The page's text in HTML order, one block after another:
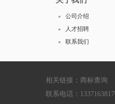
公司介绍
人才招聘
联系我们
相关链接： 商标查询
联系电话：